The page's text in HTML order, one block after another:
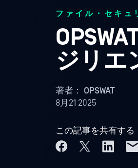
ファイル・セキュ
ジリエ
著者： OPSWAT
8月21 2025
この記事を共有する